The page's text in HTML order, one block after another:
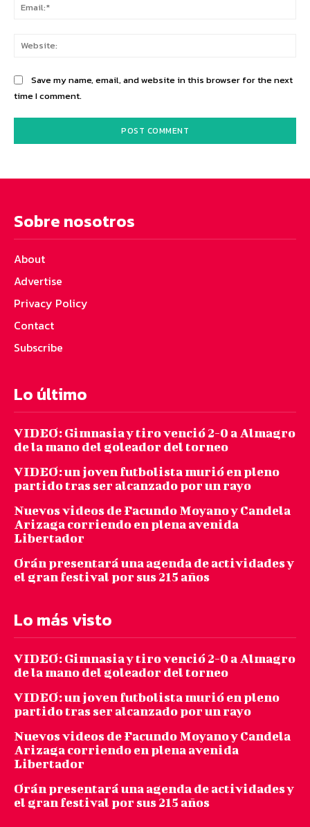
Save my name, email, and website in this browser for the next
time I comment.
Sobre nosotros
About
Advertise
Privacy Policy
Contact
Subscribe
Lo último
VIDEO: Gimnasia y tiro venció 2-0 a Almagro
de la mano del goleador del torneo
VIDEO: un joven futbolista murió en pleno
partido tras ser alcanzado por un rayo
Nuevos videos de Facundo Moyano y Candela
Arizaga corriendo en plena avenida
Libertador
Orán presentará una agenda de actividades y
el gran festival por sus 215 años
Lo más visto
VIDEO: Gimnasia y tiro venció 2-0 a Almagro
de la mano del goleador del torneo
VIDEO: un joven futbolista murió en pleno
partido tras ser alcanzado por un rayo
Nuevos videos de Facundo Moyano y Candela
Arizaga corriendo en plena avenida
Libertador
Orán presentará una agenda de actividades y
el gran festival por sus 215 años